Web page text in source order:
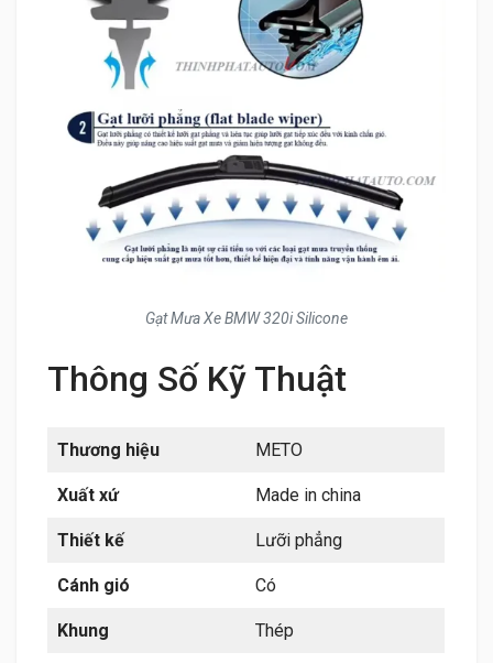
Gạt Mưa Xe BMW 320i Silicone
Thông Số Kỹ Thuật
Thương hiệu METO
Xuất xứ Made in china
Thiết kế Lưỡi phẳng
Cánh gió Có
Khung Thép